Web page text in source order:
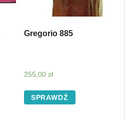
Gregorio 885
255,00 zł
SPRAWDŹ